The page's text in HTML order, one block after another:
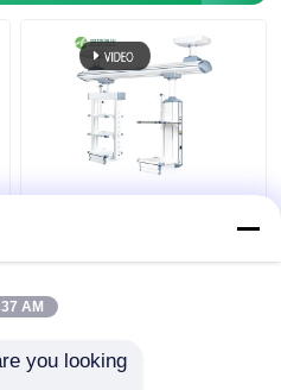
Krankenhaus elektrisch
Chirurgischer Boom
AM
you looking